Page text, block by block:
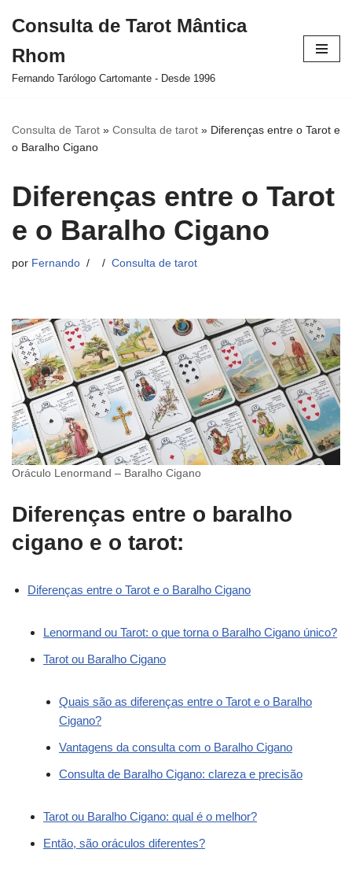
para
o
Consulta de Tarot Mântica
Rhom
Fernando Tarólogo Cartomante - Desde 1996
Consulta de Tarot » Consulta de tarot » Diferenças entre o Tarot e
o Baralho Cigano
Diferenças entre o Tarot
e o Baralho Cigano
por Fernando Consulta de tarot
Oráculo Lenormand – Baralho Cigano
Diferenças entre o baralho
cigano e o tarot:
Diferenças entre o Tarot e o Baralho Cigano
Lenormand ou Tarot: o que torna o Baralho Cigano único?
Tarot ou Baralho Cigano
Quais são as diferenças entre o Tarot e o Baralho
Cigano?
Vantagens da consulta com o Baralho Cigano
Consulta de Baralho Cigano: clareza e precisão
Tarot ou Baralho Cigano: qual é o melhor?
Então, são oráculos diferentes?